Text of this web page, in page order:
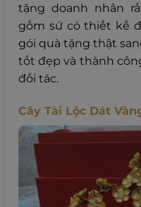
tặng doanh nhân
gốm sứ có thiết kế
gói quà tặng thật
tốt đẹp và thành
đối tác.
Cây Tài Lộc Dát